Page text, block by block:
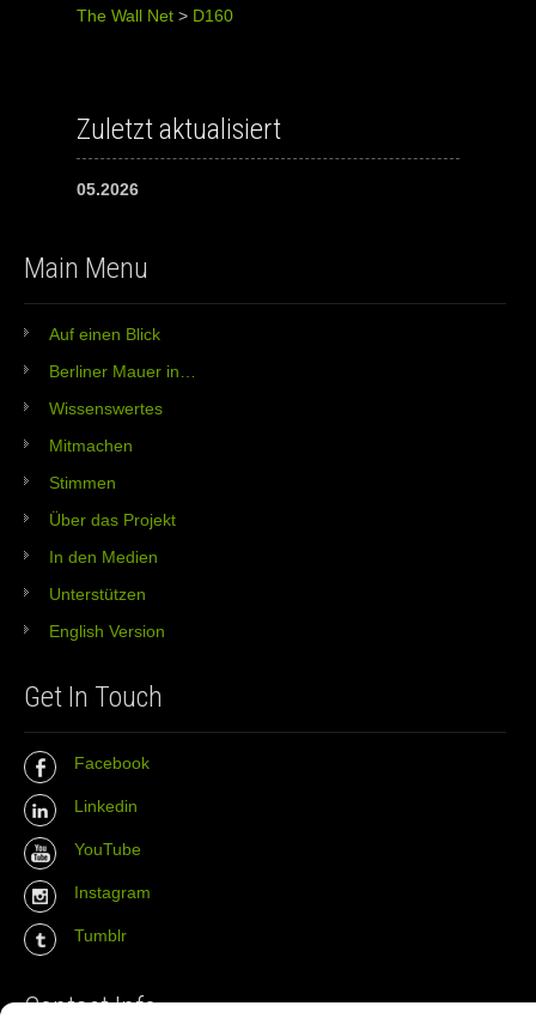
The Wall Net > D160
Zuletzt aktualisiert
05.2026
Main Menu
Auf einen Blick
Berliner Mauer in…
Wissenswertes
Mitmachen
Stimmen
Über das Projekt
In den Medien
Unterstützen
English Version
Get In Touch
Facebook
Linkedin
YouTube
Instagram
Tumblr
Contact Info